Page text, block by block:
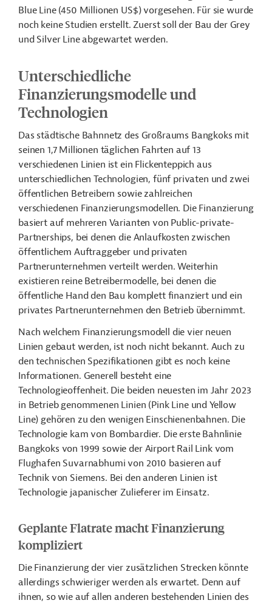
Blue Line (450 Millionen US$) vorgesehen. Für sie wurde
noch keine Studien erstellt. Zuerst soll der Bau der Grey
und Silver Line abgewartet werden.
Unterschiedliche
Finanzierungsmodelle und
Technologien
Das städtische Bahnnetz des Großraums Bangkoks mit
seinen 1,7 Millionen täglichen Fahrten auf 13
verschiedenen Linien ist ein Flickenteppich aus
unterschiedlichen Technologien, fünf privaten und zwei
öffentlichen Betreibern sowie zahlreichen
verschiedenen Finanzierungsmodellen. Die Finanzierung
basiert auf mehreren Varianten von Public-private-
Partnerships, bei denen die Anlaufkosten zwischen
öffentlichem Auftraggeber und privaten
Partnerunternehmen verteilt werden. Weiterhin
existieren reine Betreibermodelle, bei denen die
öffentliche Hand den Bau komplett finanziert und ein
privates Partnerunternehmen den Betrieb übernimmt.
Nach welchem Finanzierungsmodell die vier neuen
Linien gebaut werden, ist noch nicht bekannt. Auch zu
den technischen Spezifikationen gibt es noch keine
Informationen. Generell besteht eine
Technologieoffenheit. Die beiden neuesten im Jahr 2023
in Betrieb genommenen Linien (Pink Line und Yellow
Line) gehören zu den wenigen Einschienenbahnen. Die
Technologie kam von Bombardier. Die erste Bahnlinie
Bangkoks von 1999 sowie der Airport Rail Link vom
Flughafen Suvarnabhumi von 2010 basieren auf
Technik von Siemens. Bei den anderen Linien ist
Technologie japanischer Zulieferer im Einsatz.
Geplante Flatrate macht Finanzierung
kompliziert
Die Finanzierung der vier zusätzlichen Strecken könnte
allerdings schwieriger werden als erwartet. Denn auf
ihnen, so wie auf allen anderen bestehenden Linien des